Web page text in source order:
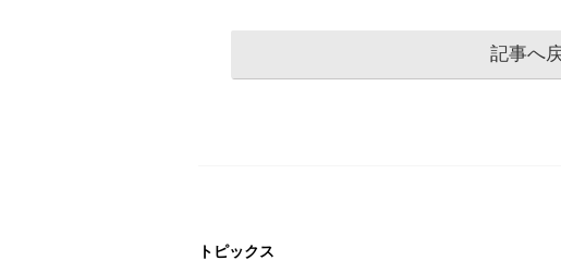
記事へ
トピックス